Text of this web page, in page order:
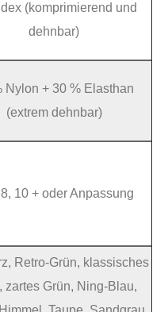
(komprimierend und
dehnbar)
Nylon + 30 % Elasthan
(extrem dehnbar)
10 + oder Anpassung
Retro-Grün, klassisches
zartes Grün, Ning-Blau,